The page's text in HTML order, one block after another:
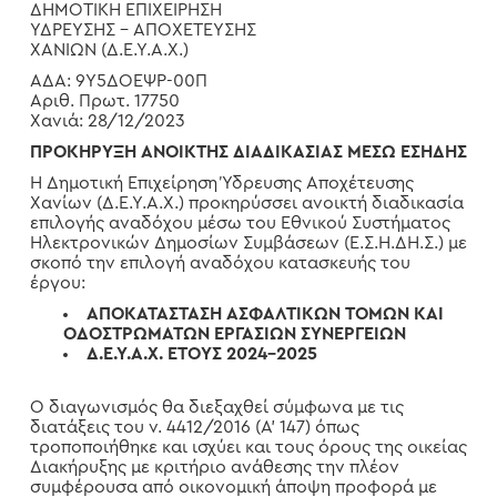
ΔΗΜΟΤΙΚΗ ΕΠΙΧΕΙΡΗΣΗ
ΥΔΡΕΥΣΗΣ – ΑΠΟΧΕΤΕΥΣΗΣ
ΧΑΝΙΩΝ (Δ.Ε.Υ.Α.Χ.)
ΑΔΑ: 9Υ5ΔΟΕΨΡ-00Π
Αριθ. Πρωτ. 17750
Χανιά: 28/12/2023
ΠΡΟΚΗΡΥΞΗ ΑΝΟΙΚΤΗΣ ΔΙΑΔΙΚΑΣΙΑΣ ΜΕΣΩ ΕΣΗΔΗΣ
Η Δημοτική Επιχείρηση Ύδρευσης Αποχέτευσης
Χανίων (Δ.Ε.Υ.Α.Χ.) προκηρύσσει ανοικτή διαδικασία
επιλογής αναδόχου μέσω του Εθνικού Συστήματος
Ηλεκτρονικών Δημοσίων Συμβάσεων (Ε.Σ.Η.ΔΗ.Σ.) με
σκοπό την επιλογή αναδόχου κατασκευής του
έργου:
ΑΠΟΚΑΤΑΣΤΑΣΗ ΑΣΦΑΛΤΙΚΩΝ ΤΟΜΩΝ ΚΑΙ
ΟΔΟΣΤΡΩΜΑΤΩΝ ΕΡΓΑΣΙΩΝ ΣΥΝΕΡΓΕΙΩΝ
Δ.Ε.Υ.Α.Χ. ΕΤΟΥΣ 2024-2025
Ο διαγωνισμός θα διεξαχθεί σύμφωνα με τις
διατάξεις του ν. 4412/2016 (Α’ 147) όπως
τροποποιήθηκε και ισχύει και τους όρους της οικείας
Διακήρυξης με κριτήριο ανάθεσης την πλέον
συμφέρουσα από οικονομική άποψη προφορά με